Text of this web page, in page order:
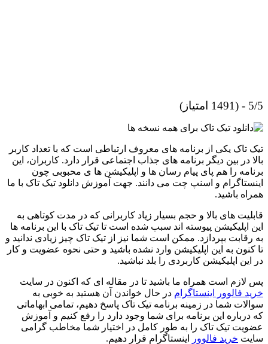
5/5 - (1491 امتیاز)
تیک تاک یکی از برنامه های معروف ارتباطی است که با تعداد کاربر
بالا در بین دیگر برنامه های جذاب اجتماعی قرار دارد. کاربران، این
برنامه را هم پای پیام رسان ها و اپلیکیشن ها ی محبوبی چون
اینستاگرام و اسنپ چت می دانند. جهت آموزش دانلود تیک تاک با ما
همراه باشید.
قابلیت های بالا و حجم بسیار زیاد کاربرانی که در مدت کوتاهی به
این اپلیکیشن پیوسته اند سبب شده است تا تیک تاک با این برنامه ها
به رقابت بپردازد. ممکن است شما نیز از تیک تاک چیز زیادی ندانید و
تا کنون به این اپلیکیشن وارد نشده باشید و حتی نحوه عضویت و کار
در این اپلیکیشن کاربردی را بلد نباشید.
پس لازم است همراه ما باشید تا در مقاله ای که اکنون در سایت
خرید فالوور اینستاگرام در حال خواندن آن هستید به خوبی به
سوالات شما در زمینه برنامه تیک تاک پاسخ دهیم، تمامی ابهاماتی
که درباره این برنامه برای شما وجود دارد را رفع کنیم و آموزش
عضویت تیک تاک را به طور کامل در اختیار شما مخاطب گرامی
سایت خرید فالوور اینستاگرام قرار دهیم.